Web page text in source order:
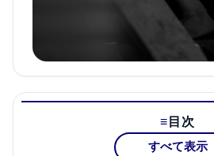
目次
すべて表示